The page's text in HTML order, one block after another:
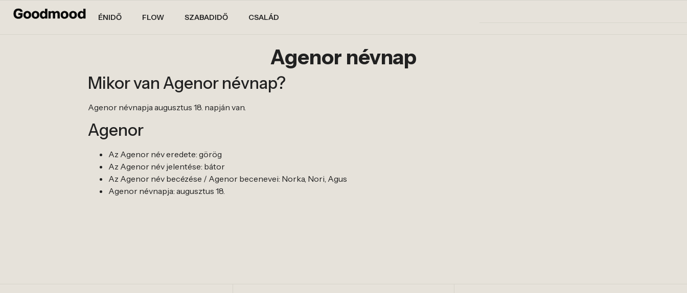
ÉNIDŐ FLOW SZABADIDŐ CSALÁD
Agenor névnap
Mikor van Agenor névnap?
Agenor névnapja augusztus 18. napján van.
Agenor
Az Agenor név eredete: görög
Az Agenor név jelentése: bátor
Az Agenor név becézése / Agenor becenevei: Norka, Nori, Agus
Agenor névnapja: augusztus 18.